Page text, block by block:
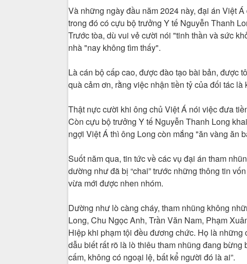
Và những ngày đầu năm 2024 này, đại án Việt
trong đó có cựu bộ trưởng Y tế Nguyễn Thanh
Trước tòa, dù vui vẻ cười nói "tinh thần và sức
nhà "nay không tìm thấy".
Là cán bộ cấp cao, được đào tạo bài bản, được
quà cảm ơn, rằng việc nhận tiền tỷ của đối tác
Thật nực cười khi ông chủ Việt Á nói việc đưa
Còn cựu bộ trưởng Y tế Nguyễn Thanh Long
ngợi Việt Á thì ông Long còn mắng "ăn vàng ăn
Suốt năm qua, tin tức về các vụ đại án tham
dường như đã bị “chai” trước những thông tin
vừa mới được nhen nhóm.
Dường như lò càng cháy, tham nhũng không
Long, Chu Ngọc Anh, Trần Văn Nam, Phạm
Hiệp khi phạm tội đều đương chức. Họ là những
dẫu biết rất rõ là lò thiêu tham nhũng đang
cấm, không có ngoại lệ, bất kể người đó là ai”.